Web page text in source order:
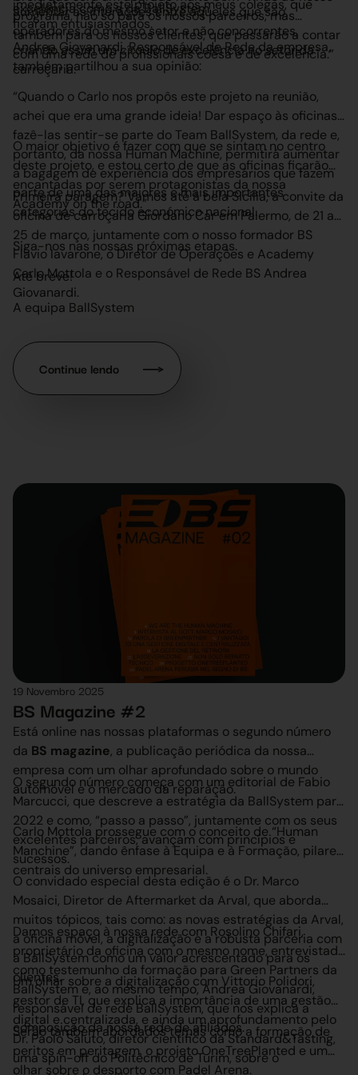
excelência como a da BallSystem.
aumentar as interações entre aqueles que são
operadores do mesmo setor e não concorrentes,
criando assim um círculo de excelência no setor da
carroçaria.
imediatamente este projeto aos meus colegas, que
ficaram entusiasmados.
programa, não só para os nossos parceiros, mas
também para os nossos clientes, que passarão a contar
com uma rede de profissionais coesa e de excelência.”
Andrea Giovanardi, Responsável de Rede da empresa,
também partilhou a sua opinião:
“Quando o Carlo nos propôs este projeto na reunião,
achei que era uma grande ideia! Dar espaço às oficinas,
fazê-las sentir-se parte do Team BallSystem, da rede e,
portanto, da nossa Human Machine, permitirá aumentar
a bagagem de experiência dos empresários que fazem
parte de uma das maiores e mais importantes
categorias do tecido económico nacional.
O maior objetivo é fazer com que se sintam no centro
deste projeto, e estou certo de que as oficinas ficarão
encantadas por serem protagonistas da nossa
Academy on the road.”
Primeira paragem? Vamos até à bela Sicília, a convite da
oficina de carroçaria Giordano Car em Palermo, de 21 a
25 de março, juntamente com o nosso formador BS
Flavio Iavarone, o Diretor de Operações e Academy
Carlo Mottola e o Responsável de Rede BS Andrea
Giovanardi.
Siga-nos nas nossas próximas etapas.
Até breve!
A equipa BallSystem
Continue lendo
19 Novembro 2025
BS Magazine #2
Está online nas nossas plataformas o segundo número
da BS magazine, a publicação periódica da nossa
empresa com um olhar aprofundado sobre o mundo
automóvel e o mercado da reparação.
O segundo número começa com um editorial de Fabio
Marcucci, que descreve a estratégia da BallSystem para
2022 e como, “passo a passo”, juntamente com os seus
excelentes parceiros, avançam com princípios e
sucessos.
Carlo Mottola prossegue com o conceito de “Human
Manchine”, dando ênfase à Equipa e à Formação, pilares
centrais do universo empresarial.
O convidado especial desta edição é o Dr. Marco
Mosaici, Diretor de Aftermarket da Arval, que aborda
muitos tópicos, tais como: as novas estratégias da Arval,
a oficina móvel, a digitalização e a robusta parceria com
a BallSystem como um valor acrescentado para os
clientes.
Damos espaço à nossa rede com Rosolino Chifari,
proprietário da oficina com o mesmo nome, entrevistado
como testemunho da formação para Green Partners da
BallSystem e, ao mesmo tempo, Andrea Giovanardi,
responsável de rede BallSystem, que nos explica a
composição da nossa rede de afiliados.
Um olhar sobre a digitalização com Vittorio Polidori,
gestor de TI, que explica a importância de uma gestão
digital e centralizada, e ainda um aprofundamento pelo
Dr. Paolo Saluto, diretor científico da Standard&Tasting,
uma spin-off do Politécnico de Turim, sobre o
Serão também abordados temas como a formação de
peritos em peritagem, o projeto OneTreePlanted e um
olhar sobre o desporto com Padel Arena.